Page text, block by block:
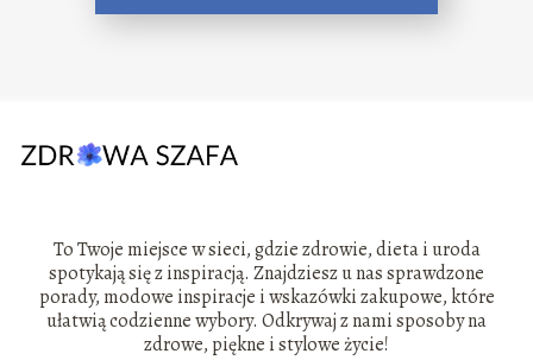
To Twoje miejsce w sieci, gdzie zdrowie, dieta i uroda
spotykają się z inspiracją. Znajdziesz u nas sprawdzone
porady, modowe inspiracje i wskazówki zakupowe, które
ułatwią codzienne wybory. Odkrywaj z nami sposoby na
zdrowe, piękne i stylowe życie!